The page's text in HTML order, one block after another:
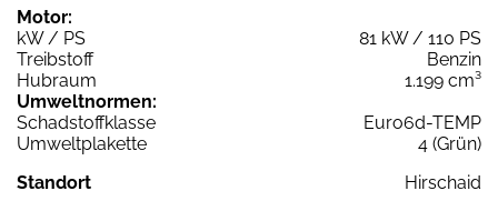
Motor:
kW / PS
81 kW / 110 PS
Treibstoff
Benzin
Hubraum
1.199 cm³
Umweltnormen:
Schadstoffklasse
Euro6d-TEMP
Umweltplakette
4 (Grün)
Standort
Hirschaid